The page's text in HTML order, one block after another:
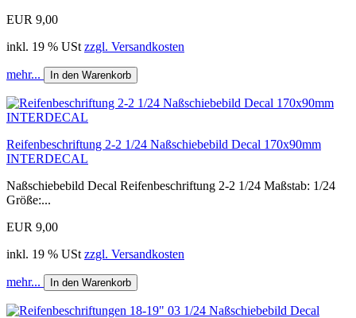
EUR 9,00
inkl. 19 % USt zzgl. Versandkosten
mehr... In den Warenkorb
Reifenbeschriftung 2-2 1/24 Naßschiebebild Decal 170x90mm
INTERDECAL
Naßschiebebild Decal Reifenbeschriftung 2-2 1/24 Maßstab: 1/24
Größe:...
EUR 9,00
inkl. 19 % USt zzgl. Versandkosten
mehr... In den Warenkorb